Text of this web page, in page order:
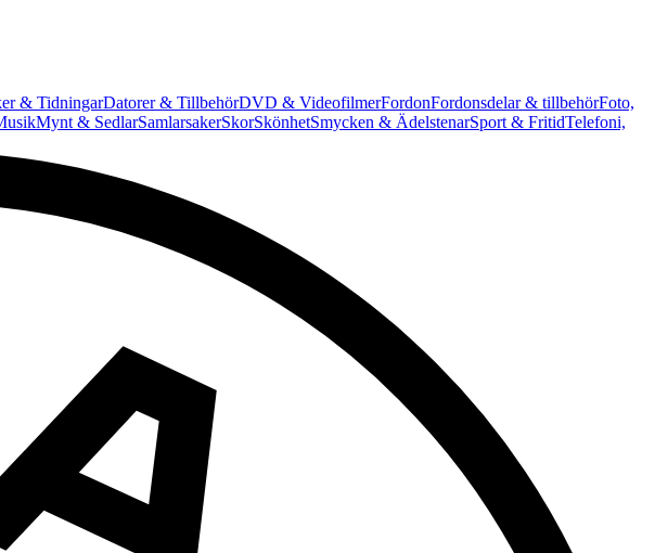
& TidningarDatorer & TillbehörDVD & VideofilmerFordonFordonsdelar & tillbehörFoto,
Mynt & SedlarSamlarsakerSkorSkönhetSmycken & ÄdelstenarSport & FritidTelefoni,